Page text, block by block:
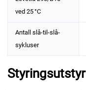
ved 25 °C
Antall slå-til-slå-
sykluser
Styringsutstyr